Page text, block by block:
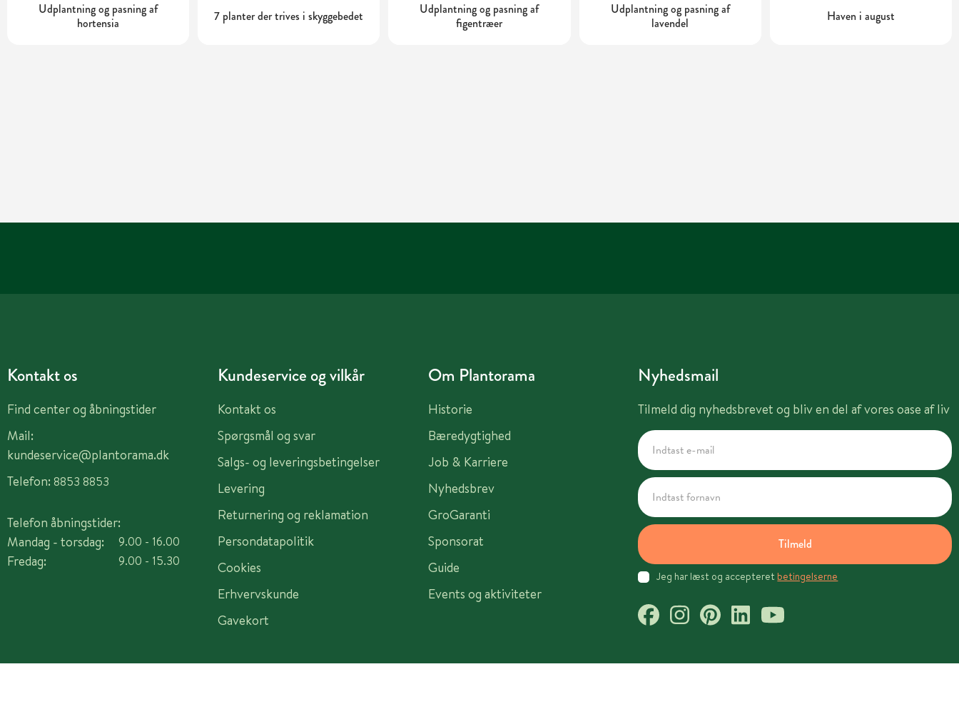
Udplantning og pasning af
hortensia
7 planter der trives i skyggebedet
Udplantning og pasning af
figentræer
Udplantning og pasning af
lavendel
Haven i august
Kontakt os
Find center og åbningstider
Mail:
kundeservice@plantorama.dk
Telefon: 8853 8853
Telefon åbningstider:
Mandag - torsdag:
Fredag:
9.00 - 16.00
9.00 - 15.30
Kundeservice og vilkår
Kontakt os
Spørgsmål og svar
Salgs- og leveringsbetingelser
Levering
Returnering og reklamation
Persondatapolitik
Cookies
Erhvervskunde
Gavekort
Om Plantorama
Historie
Bæredygtighed
Job & Karriere
Nyhedsbrev
GroGaranti
Sponsorat
Guide
Events og aktiviteter
Nyhedsmail
Tilmeld dig nyhedsbrevet og bliv en del af vores oase af liv
Tilmeld
Jeg har læst og accepteret betingelserne